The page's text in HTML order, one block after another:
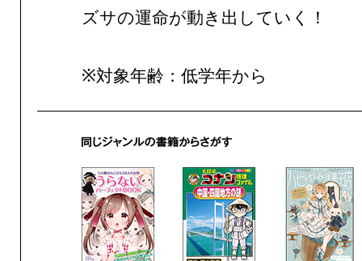
ズサの運命が動き出していく！
※対象年齢：低学年から